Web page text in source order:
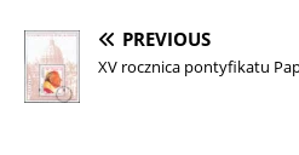
PREVIOUS
XV rocznica pontyfikatu